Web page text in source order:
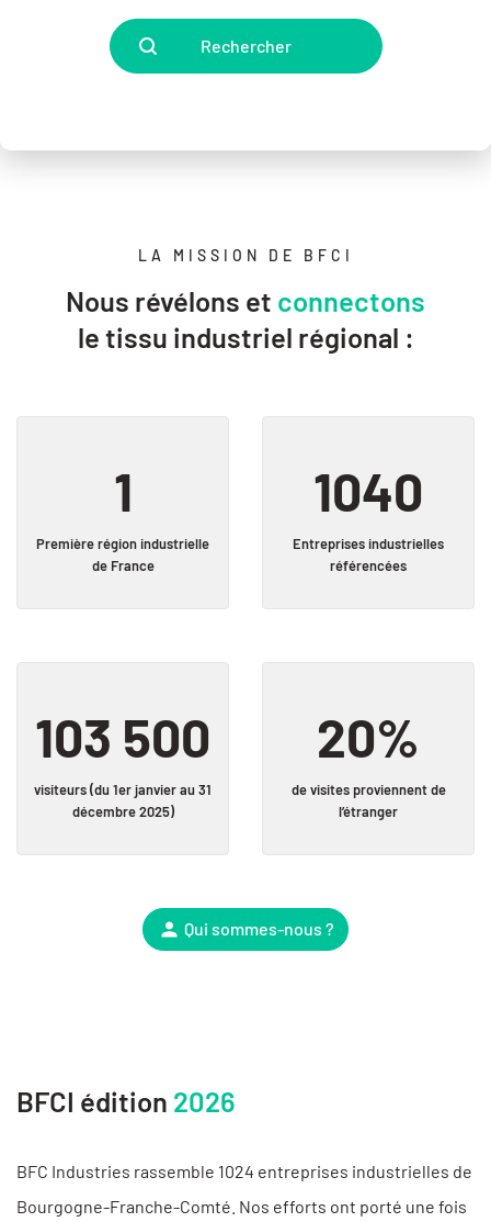
Rechercher
LA MISSION DE BFCI
Nous révélons et connectons
le tissu industriel régional :
1
Première régionindustrielle
de France
1040
Entreprisesindustrielles
référencées
103 500
visiteurs(du 1er janvier au 31
décembre 2025)
20%
de visites proviennentde
l’étranger
Qui sommes-nous ?
BFCI édition 2026
BFC Industries rassemble 1024 entreprises industrielles de
Bourgogne-Franche-Comté. Nos efforts ont porté une fois